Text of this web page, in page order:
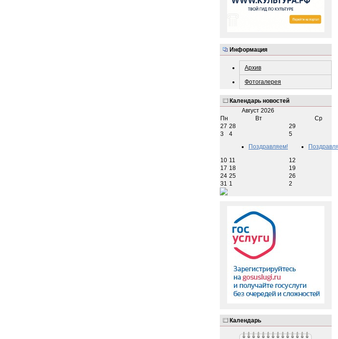
Информация
Архив
Фотогалерея
Календарь новостей
Август 2026
Пн
Вт
Ср
27 28
29
3
4
Поздравляем!
5
10 11
12
17 18
19
24 25
26
31 1 2
Календарь